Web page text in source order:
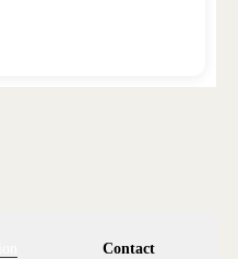
Contact